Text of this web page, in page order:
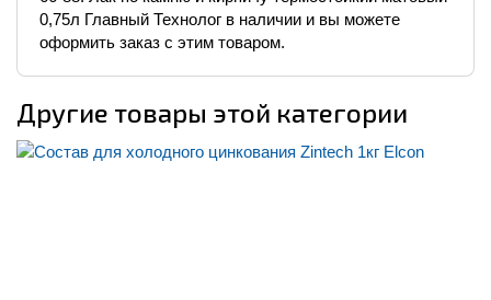
0,75л Главный Технолог в наличии и вы можете
оформить заказ с этим товаром.
Другие товары этой категории